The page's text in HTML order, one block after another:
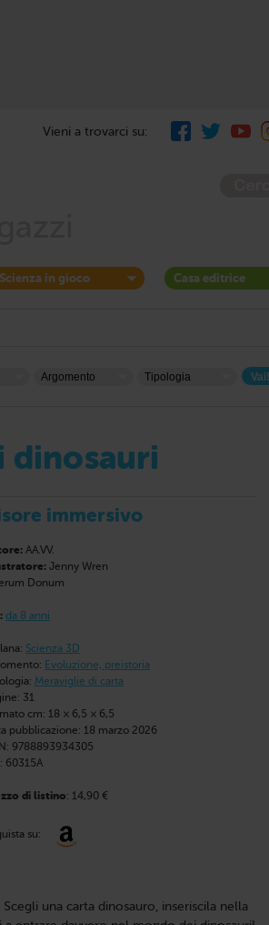
Vieni a trovarci su:
Scienza in gioco Casa editrice
dinosauri
immersivo
AA.VV.
Jenny Wren
Donum
da 8 anni
Scienza 3D
Evoluzione, preistoria
Meraviglie di carta
31
cm: 18 × 6,5 × 6,5
pubblicazione: 18 marzo 2026
9788893934305
60315A
di listino: 14,90 €
su:
una carta dinosauro, inseriscila nella